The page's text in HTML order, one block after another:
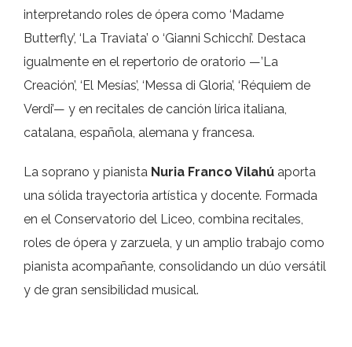
interpretando roles de ópera como ‘Madame
Butterfly’, ‘La Traviata’ o ‘Gianni Schicchi’. Destaca
igualmente en el repertorio de oratorio —’La
Creación’, ‘El Mesías’, ‘Messa di Gloria’, ‘Réquiem de
Verdi’— y en recitales de canción lírica italiana,
catalana, española, alemana y francesa.
La soprano y pianista Nuria Franco Vilahú aporta
una sólida trayectoria artística y docente. Formada
en el Conservatorio del Liceo, combina recitales,
roles de ópera y zarzuela, y un amplio trabajo como
pianista acompañante, consolidando un dúo versátil
y de gran sensibilidad musical.